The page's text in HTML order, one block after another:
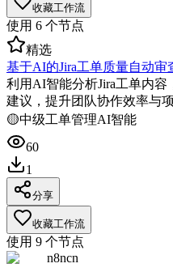
收藏工作流
使用 6 个节点
精选
基于AI的Jira工单质量自动审
利用AI智能分析Jira工单内
建议，提升团队协作效率与
🟡中级工单管理AI智能
60
1
分享
收藏工作流
使用 9 个节点
n8ncn